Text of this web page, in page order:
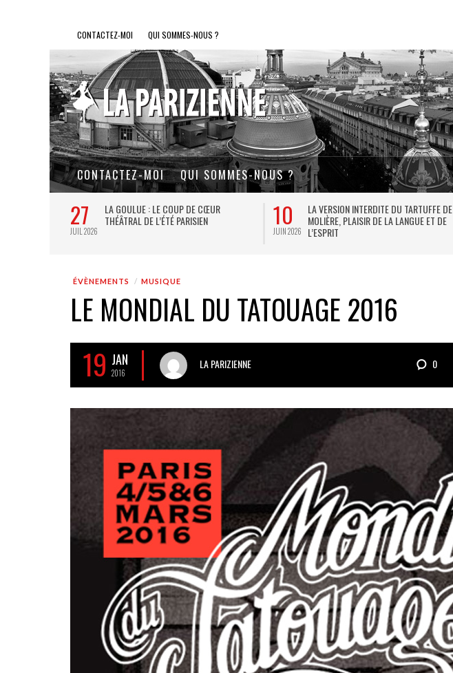
CONTACTEZ-MOI QUI SOMMES-NOUS ?
CONTACTEZ-MOI QUI SOMMES-NOUS ?
27
JUIL 2026
LA GOULUE : LE COUP DE CŒUR
THÉÂTRAL DE L’ÉTÉ PARISIEN
10
JUIN 2026
LA VERSION INTERDITE DU TARTUFFE DE
MOLIÈRE, PLAISIR DE LA LANGUE ET DE
L’ESPRIT
ÉVÈNEMENTS MUSIQUE
LE MONDIAL DU TATOUAGE 2016
19 JAN
2016
LA PARIZIENNE 0